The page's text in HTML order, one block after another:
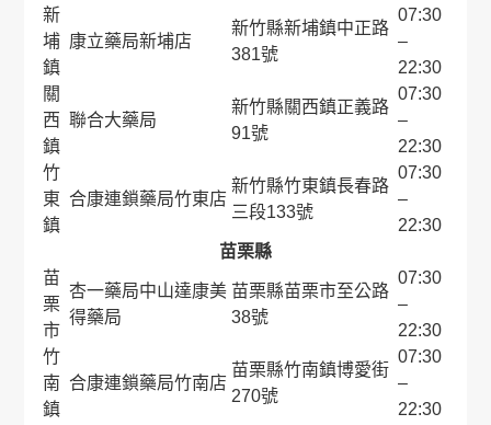
新
埔
鎮
康立藥局新埔店
新竹縣新埔鎮中正路
381號
07:30
–
22:30
關
西
鎮
聯合大藥局
新竹縣關西鎮正義路
91號
07:30
–
22:30
竹
東
鎮
合康連鎖藥局竹東店
新竹縣竹東鎮長春路
三段133號
07:30
–
22:30
苗栗縣
苗
栗
市
杏一藥局中山達康美
得藥局
苗栗縣苗栗市至公路
38號
07:30
–
22:30
竹
南
鎮
合康連鎖藥局竹南店
苗栗縣竹南鎮博愛街
270號
07:30
–
22:30